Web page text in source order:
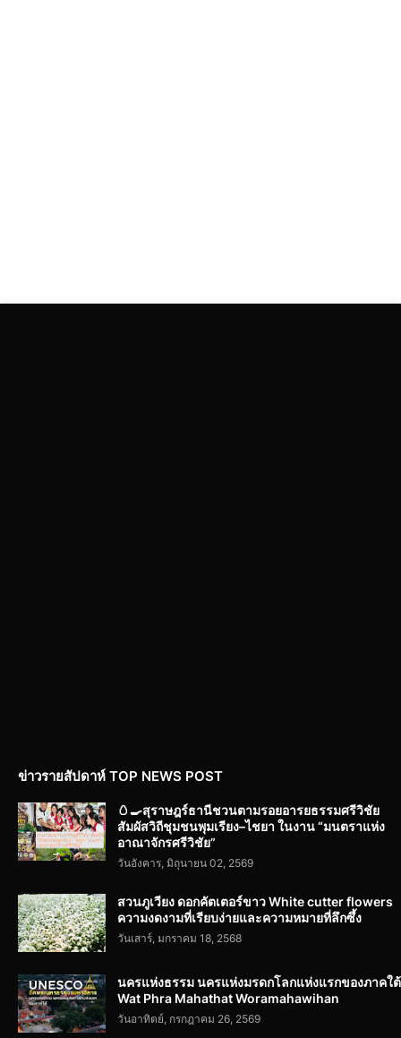
ข่าวรายสัปดาห์ TOP NEWS POST
🥚🍳สุราษฎร์ธานีชวนตามรอยอารยธรรมศรีวิชัย
สัมผัสวิถีชุมชนพุมเรียง–ไชยา ในงาน “มนตราแห่ง
อาณาจักรศรีวิชัย”
วันอังคาร, มิถุนายน 02, 2569
สวนภูเวียง ดอกคัตเตอร์ขาว White cutter flowers
ความงดงามที่เรียบง่ายและความหมายที่ลึกซึ้ง
วันเสาร์, มกราคม 18, 2568
นครแห่งธรรม นครแห่งมรดกโลกแห่งแรกของภาคใต้
Wat Phra Mahathat Woramahawihan
วันอาทิตย์, กรกฎาคม 26, 2569